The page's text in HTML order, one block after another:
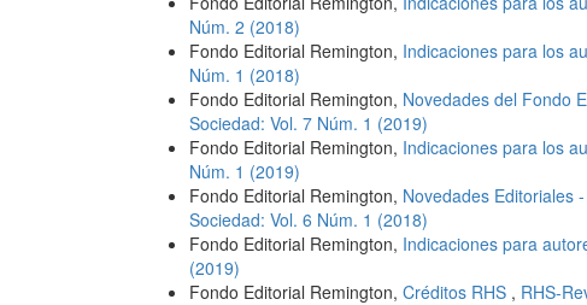
Núm. 2 (2018)
Fondo Editorial Remington, Indicaciones para los
Núm. 1 (2018)
Fondo Editorial Remington, Novedades del Fondo
Sociedad: Vol. 7 Núm. 1 (2019)
Fondo Editorial Remington, Indicaciones para los
Núm. 1 (2019)
Fondo Editorial Remington, Novedades Editoriales
Sociedad: Vol. 6 Núm. 1 (2018)
Fondo Editorial Remington, Indicaciones para
(2019)
Fondo Editorial Remington, Créditos RHS , RHS-